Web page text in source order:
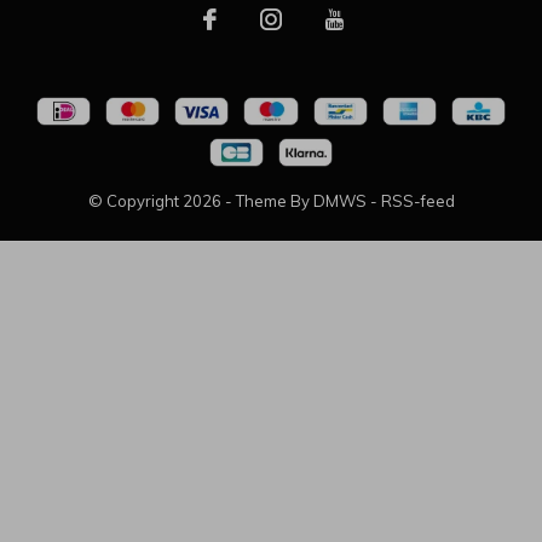
© Copyright 2026 - Theme By DMWS - RSS-feed